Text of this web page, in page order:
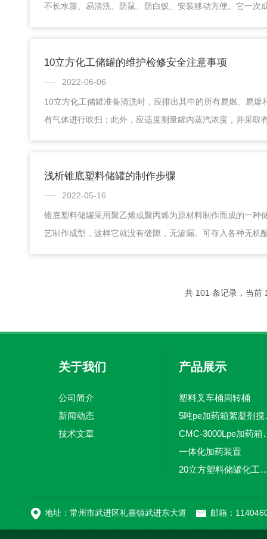
不长水藻、易清洗、防鼠、防白蚁、安装移动方便。它一次
大，在与其它法兰连接时，应注意加强。一般的法兰，防腐
的，在运输、装卸时可能引起松动，用户在使用前应对滚塑
查，可加液体观察是否泄漏。盛装化学液体的滚塑储...
10立方化工储罐的维护检修安全注意事项
2022-06-06
10立方化工储罐准备清洗时，应排出其中的所有易燃、易爆
有气体进行吹扫；此外，应适度测量罐内蒸汽浓度，并采取
护检修方面的安全注意事项：1、对储存可燃气体，易燃液
消防设备，严禁在罐内吸烟，明火照明、取暖，以及将其发
存储易燃、易爆、有毒、腐蚀等介质的储罐，应...
浅析锥底塑料储罐的制作步骤
2022-05-16
锥底塑料储罐采用聚乙烯或聚丙烯为原材料制作而成的一种
艺制作成型，这样它就没有缝隙，无渗漏。可存入各种无机
开孔，顶部与底部垂直分别设计有4个开孔位置。它可以一
共 101 条记录，当
关于我们
公司简介
新闻动态
技术文章
产品展示
塑料叉车桶周转桶
5吨pe
CMC-
一体化加药装置
20立方塑料储罐化工储
地址：常州市武进区礼嘉镇武进东大道 邮箱：